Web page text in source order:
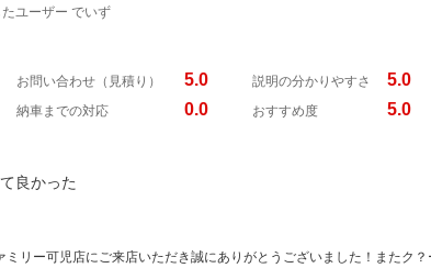
ユーザー でいず
お問い合わせ（見積り） 5.0 説明の分かりやすさ 5.0
納車までの対応 0.0 おすすめ度 5.0
良かった
リー可児店にご来店いただき誠にありがとうございました！またク